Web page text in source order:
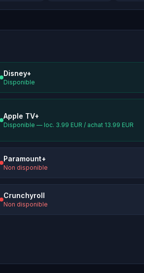
Disney+
Disponible
Apple TV+
Disponible — loc. 3.99 EUR / achat 13.99 EUR
Paramount+
Non disponible
Crunchyroll
Non disponible